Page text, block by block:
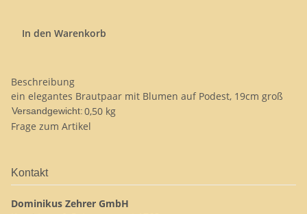
In den Warenkorb
Beschreibung
ein elegantes Brautpaar mit Blumen auf Podest, 19cm groß
Versandgewicht:0,50 kg
Frage zum Artikel
Kontakt
Dominikus Zehrer GmbH